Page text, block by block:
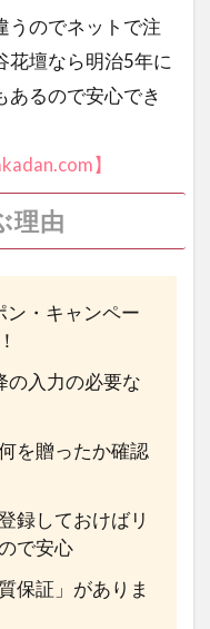
うのでネットで注
花壇なら明治5年に
あるので安心でき
】
理由
ン・キャンペー
の入力の必要な
を贈ったか確認
録しておけばリ
で安心
保証」がありま